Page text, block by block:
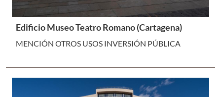
Edificio Museo Teatro Romano (Cartagena)
MENCIÓN OTROS USOS INVERSIÓN PÚBLICA